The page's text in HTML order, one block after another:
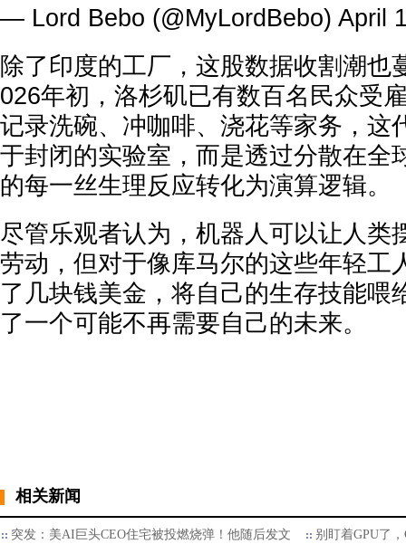
— Lord Bebo (@MyLordBebo) April
除了印度的工厂，这股数据收割潮也
026年初，洛杉矶已有数百名民众受
记录洗碗、冲咖啡、浇花等家务，这
于封闭的实验室，而是透过分散在全
的每一丝生理反应转化为演算逻辑。
尽管乐观者认为，机器人可以让人类
劳动，但对于像库马尔的这些年轻工
了几块钱美金，将自己的生存技能喂
了一个可能不再需要自己的未来。
相关新闻
突发：美AI巨头CEO住宅被投燃烧弹！他随后发文
别盯着GPU了